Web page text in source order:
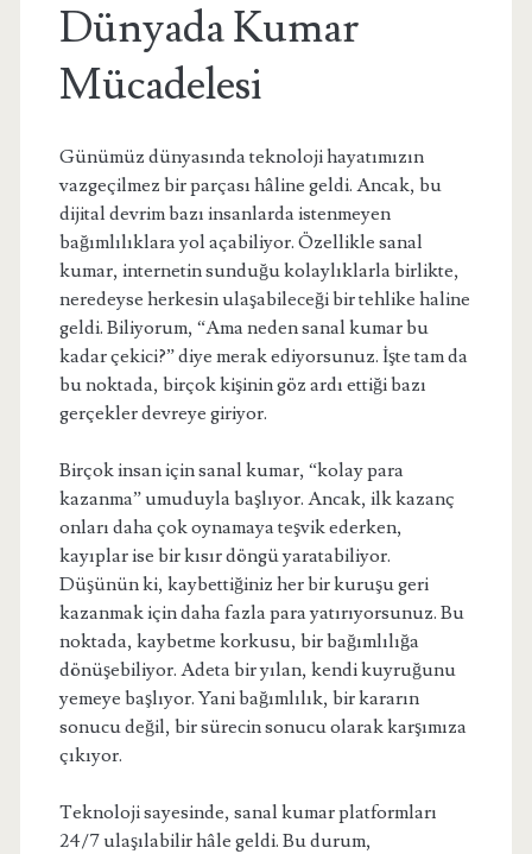
Dünyada Kumar
Mücadelesi
Günümüz dünyasında teknoloji hayatımızın
vazgeçilmez bir parçası hâline geldi. Ancak, bu
dijital devrim bazı insanlarda istenmeyen
bağımlılıklara yol açabiliyor. Özellikle sanal
kumar, internetin sunduğu kolaylıklarla birlikte,
neredeyse herkesin ulaşabileceği bir tehlike haline
geldi. Biliyorum, “Ama neden sanal kumar bu
kadar çekici?” diye merak ediyorsunuz. İşte tam da
bu noktada, birçok kişinin göz ardı ettiği bazı
gerçekler devreye giriyor.
Birçok insan için sanal kumar, “kolay para
kazanma” umuduyla başlıyor. Ancak, ilk kazanç
onları daha çok oynamaya teşvik ederken,
kayıplar ise bir kısır döngü yaratabiliyor.
Düşünün ki, kaybettiğiniz her bir kuruşu geri
kazanmak için daha fazla para yatırıyorsunuz. Bu
noktada, kaybetme korkusu, bir bağımlılığa
dönüşebiliyor. Adeta bir yılan, kendi kuyruğunu
yemeye başlıyor. Yani bağımlılık, bir kararın
sonucu değil, bir sürecin sonucu olarak karşımıza
çıkıyor.
Teknoloji sayesinde, sanal kumar platformları
24/7 ulaşılabilir hâle geldi. Bu durum,